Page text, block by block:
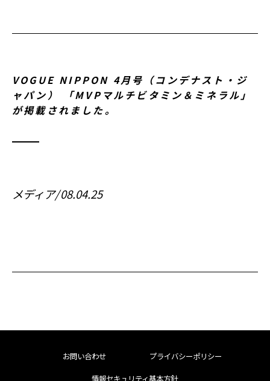
VOGUE NIPPON 4月号（コンデナスト・ジ
ャパン） 「MVPマルチビタミン＆ミネラル」
が掲載されました。
メディア 08.04.25
お問い合わせ プライバシーポリシー
情報セキュリティ基本方針